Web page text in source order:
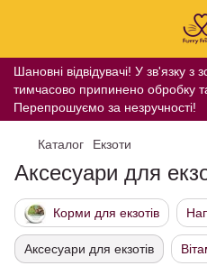
Шановні відвідувачі! У зв'язку з
тимчасово припинено обробку
Перепрошуємо за незручності!
Каталог Екзоти
Аксесуари для
Корми для екзотів
Аксесуари для екзотів